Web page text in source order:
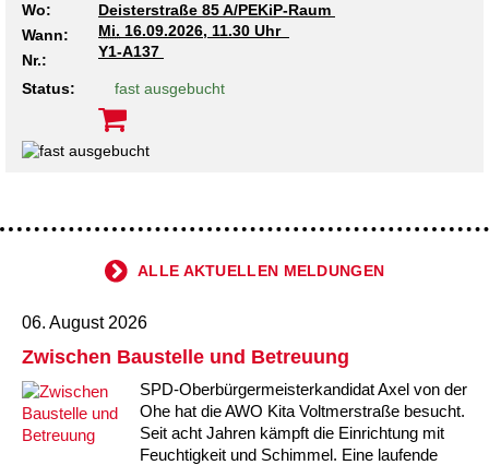
Wo:
Deisterstraße 85 A/PEKiP-Raum
Wann:
Mi. 16.09.2026, 11.30 Uhr
Nr.:
Y1-A137
Status: fast ausgebucht
ALLE AKTUELLEN MELDUNGEN
06. August 2026
Zwischen Baustelle und Betreuung
SPD-Oberbürgermeisterkandidat Axel von der
Ohe hat die AWO Kita Voltmerstraße besucht.
Seit acht Jahren kämpft die Einrichtung mit
Feuchtigkeit und Schimmel. Eine laufende